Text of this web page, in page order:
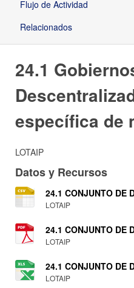
Flujo de Actividad
Relacionados
24.1
específica de
LOTAIP
Datos y Recursos
24.1 CONJUNTO DE
LOTAIP
24.1 CONJUNTO DE
LOTAIP
24.1 CONJUNTO DE
LOTAIP